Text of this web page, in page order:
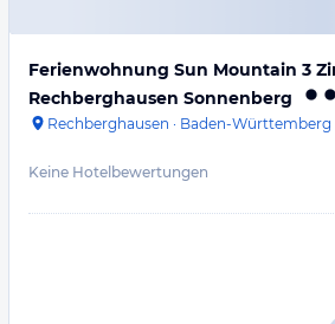
Ferienwohnung Sun Mountain 3
Rechberghausen Sonnenberg
Rechberghausen · Baden-Württemberg
Keine Hotelbewertungen